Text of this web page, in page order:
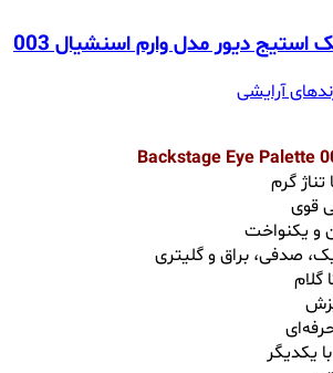
دیور مدل وارم اسنشیال 003
آرایشی
Backstage Eye Palette
قوی
و یکنواخت
صدفی، براق و گلیتری
گلام
یکدیگر